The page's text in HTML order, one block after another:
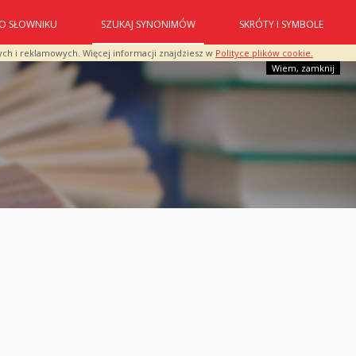
i reklamowych. Więcej informacji znajdziesz w Polityce plików cookie.
Wiem, zamknij
O SŁOWNIKU SZUKAJ SYNONIMÓW SKRÓTY I SYMBOLE